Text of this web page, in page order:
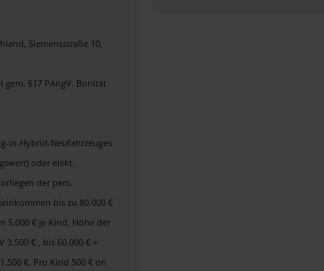
Siemensstraße 10,
§17 PAngV. Bonität
in-Hybrid-Neufahrzeuges
oder elekt.
der pers.
bis zu 80.000 €
5.000 € je Kind. Höhe der
3.500 € , bis 60.000 € =
€. Pro Kind 500 € on